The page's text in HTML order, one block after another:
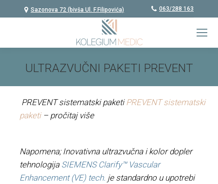
Sazonova 72 (bivša Ul. F.Filipovića) 063/288 163
ULTRAZVUČNI PAKETI PREVENT
PREVENT sistematski paketiPREVENT sistematski
paketi– pročitaj više
Napomena;Inovativna ultrazvučna i kolor dopler
tehnologija SIEMENS Clarify™ Vascular
Enhancement (VE) tech. je standardno u upotrebi